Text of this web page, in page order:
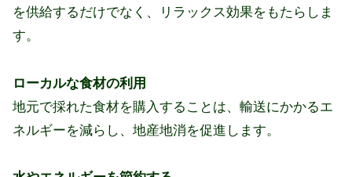
を供給するだけでなく、リラックス効果をもたらしま
す。
ローカルな食材の利用
地元で採れた食材を購入することは、輸送にかかるエ
ネルギーを減らし、地産地消を促進します。